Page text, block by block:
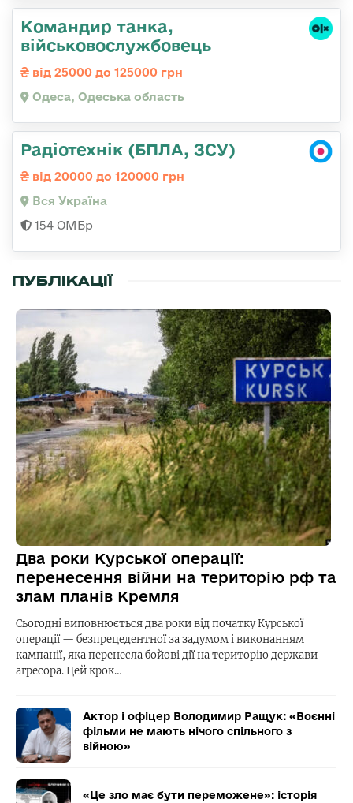
Командир танка,
військовослужбовець
від 25000 до 125000 грн
Одеса, Одеська область
Радіотехнік (БПЛА, ЗСУ)
від 20000 до 120000 грн
Вся Україна
154 ОМБр
ПУБЛІКАЦІЇ
Два роки Курської операції:
перенесення війни на територію рф та
злам планів Кремля
Сьогодні виповнюється два роки від початку Курської
операції — безпрецедентної за задумом і виконанням
кампанії, яка перенесла бойові дії на територію держави-
агресора. Цей крок…
Актор і офіцер Володимир Ращук: «Воєнні
фільми не мають нічого спільного з
війною»
«Це зло має бути переможене»: історія